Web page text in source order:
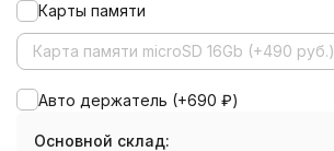
Карты памяти
Карта памяти microSD 16Gb (+490 руб.)
Авто держатель (+690 ₽)
Основной склад: